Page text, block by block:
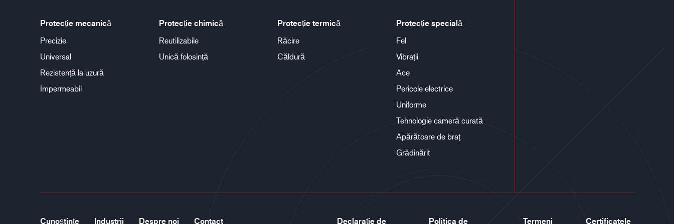
Protecție mecanică
Precizie
Universal
Rezistență la uzură
Impermeabil
Protecție chimică
Reutilizabile
Unică folosință
Protecție termică
Răcire
Căldură
Protecție specială
Fel
Vibrații
Ace
Pericole electrice
Uniforme
Tehnologie cameră curată
Apărătoare de braț
Grădinărit
Cunoștințe Industrii Despre noi Contact Declarație de Politica de Termeni Certificatele